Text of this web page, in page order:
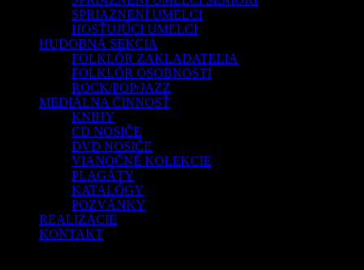
SPRIAZNENÍ UMELCI
HOSŤUJÚCI UMELCI
HUDOBNÁ SEKCIA
FOLKLÓR ZAKLADATELIA
FOLKLÓR OSOBNOSTI
ROCK/POP/JAZZ
MEDIÁLNA ČINNOSŤ
KNIHY
CD NOSIČE
DVD NOSIČE
VIANOČNÉ KOLEKCIE
PLAGÁTY
KATALÓGY
POZVÁNKY
REALIZÁCIE
KONTAKT